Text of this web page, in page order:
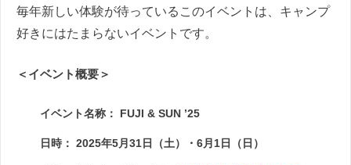
毎年新しい体験が待っているこのイベントは、キャンプ
好きにはたまらないイベントです。
＜イベント概要＞
イベント名称： FUJI & SUN ’25
日時： 2025年5月31日（土）・6月1日（日）